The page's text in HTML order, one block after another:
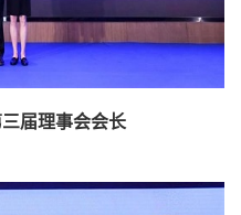
届理事会会长